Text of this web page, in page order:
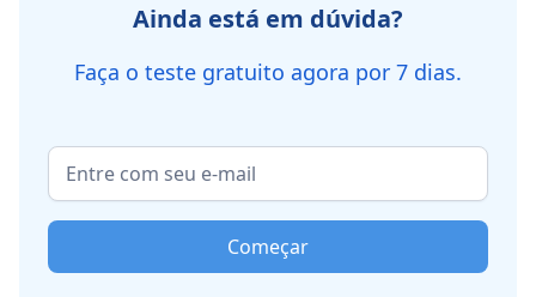
Ainda está em dúvida?
Faça o teste gratuito agora por 7 dias.
Começar